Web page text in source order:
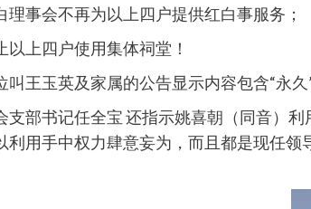
理事会不再为以上四户提供红白事服务；
以上四户使用集体祠堂！
叫王玉英及家属的公告显示内容包含“永久
支部书记任全宝 还指示姚喜朝（同音）
利用手中权力肆意妄为，而且都是现任